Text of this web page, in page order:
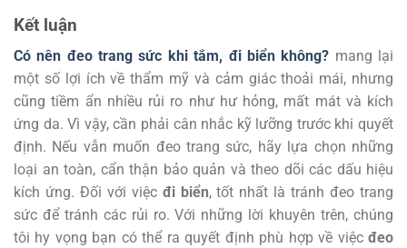
Kết luận
Có nên đeo trang sức khi tắm, đi biển không? mang lại
một số lợi ích về thẩm mỹ và cảm giác thoải mái, nhưng
cũng tiềm ẩn nhiều rủi ro như hư hỏng, mất mát và kích
ứng da. Vì vậy, cần phải cân nhắc kỹ lưỡng trước khi quyết
định. Nếu vẫn muốn đeo trang sức, hãy lựa chọn những
loại an toàn, cẩn thận bảo quản và theo dõi các dấu hiệu
kích ứng. Đối với việc đi biển, tốt nhất là tránh đeo trang
sức để tránh các rủi ro. Với những lời khuyên trên, chúng
tôi hy vọng bạn có thể ra quyết định phù hợp về việc đeo